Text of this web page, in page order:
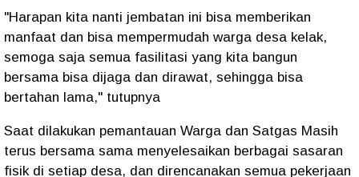
"Harapan kita nanti jembatan ini bisa memberikan
manfaat dan bisa mempermudah warga desa kelak,
semoga saja semua fasilitasi yang kita bangun
bersama bisa dijaga dan dirawat, sehingga bisa
bertahan lama," tutupnya
Saat dilakukan pemantauan Warga dan Satgas Masih
terus bersama sama menyelesaikan berbagai sasaran
fisik di setiap desa, dan direncanakan semua pekerjaan